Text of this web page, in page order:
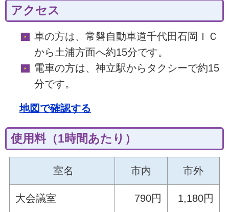
アクセス
車の方は、常磐自動車道千代田石岡ＩＣ
から土浦方面へ約15分です。
電車の方は、神立駅からタクシーで約15
分です。
地図で確認する
使用料（1時間あたり）
室名 市内 市外
大会議室 790円 1,180円